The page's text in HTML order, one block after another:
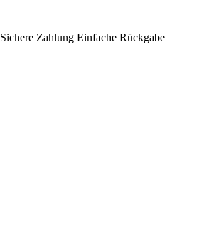
Sichere Zahlung Einfache Rückgabe